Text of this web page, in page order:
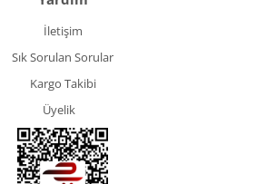
İletişim
Sık Sorulan Sorular
Kargo Takibi
Üyelik